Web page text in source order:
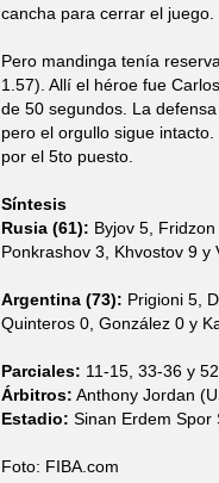
cancha para cerrar el juego.
Pero mandinga tenía
1.57). Allí el héroe fue
de 50 segundos. La
pero el orgullo sigue
por el 5to puesto.
Síntesis
Rusia (61): Byjov 5,
Ponkrashov 3, Khvostov 9 y
Argentina (73): Prigioni 5,
Quinteros 0, González 0 y
Parciales: 11-15, 33-36 y
Árbitros: Anthony Jordan
Estadio: Sinan Erdem Spor
Foto: FIBA.com